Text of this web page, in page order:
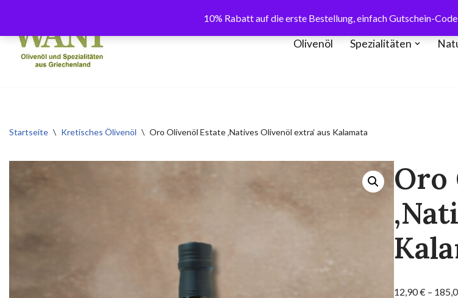
10% Rabatt auf die erste Bestellung, einfach Gutschein-Code
Zum
Inhalt
springen
Olivenöl Spezialitäten
Startseite \ Kretisches Ölivenöl \ Oro Olivenöl Estate ‚Natives Olivenöl extra‘ aus Kalamata
Oro
12,90€ –